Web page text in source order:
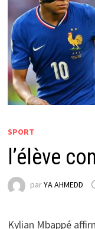
SPORT
l’élève
parYA AHMEDD
Kylian Mbappé